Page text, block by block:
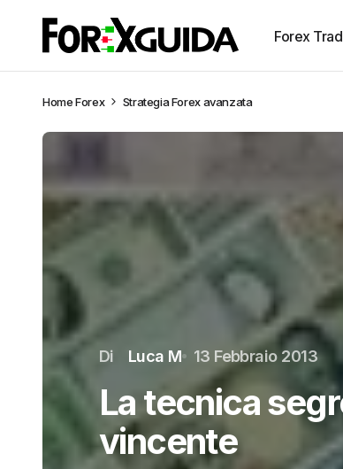
Forex
HomeForex Strategia Forex avanzata
Di Luca M 13 Febbraio 2013
La tecnica
vincente